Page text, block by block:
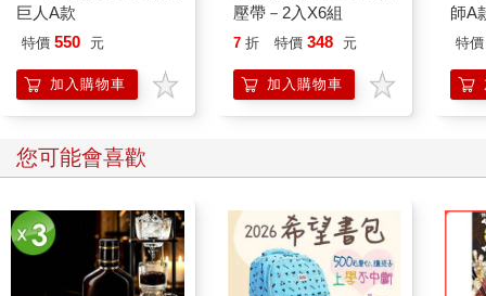
巨人A款
特價 550 元
加入購物車
壓帶－2入X6組
7 折 特價 348 元
加入購物車
師A
特價
您可能會喜歡